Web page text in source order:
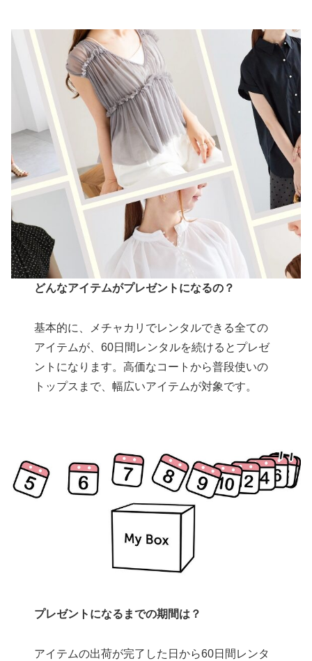
どんなアイテムがプレゼントになるの？
基本的に、メチャカリでレンタルできる全ての
アイテムが、60日間レンタルを続けるとプレゼ
ントになります。高価なコートから普段使いの
トップスまで、幅広いアイテムが対象です。
プレゼントになるまでの期間は？
アイテムの出荷が完了した日から60日間レンタ